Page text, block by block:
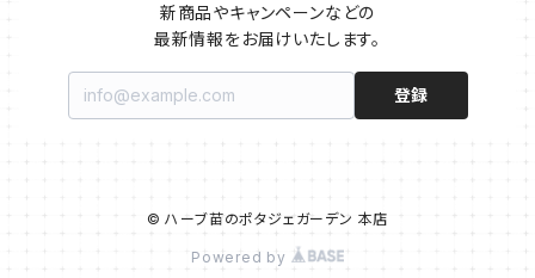
新商品やキャンペーンなどの
最新情報をお届けいたします。
登録
© ハーブ苗のポタジェガーデン 本店
Powered by